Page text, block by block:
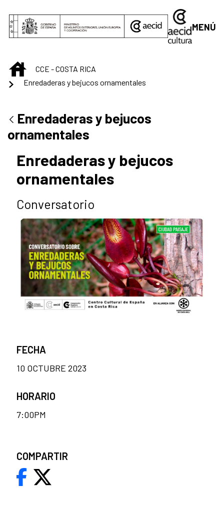
MENÚ
INICIO
CCE - COSTA RICA
Enredaderas y bejucos ornamentales
Enredaderas y bejucos
ornamentales
Enredaderas y bejucos
ornamentales
Conversatorio
FECHA
10 OCTUBRE 2023
HORARIO
7:00PM
COMPARTIR